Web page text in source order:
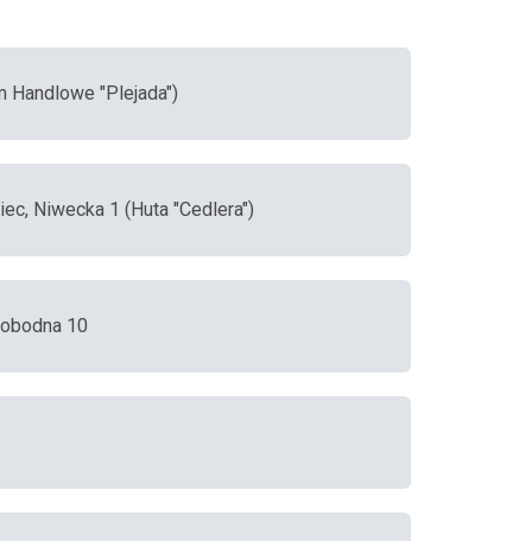
Handlowe "Plejada")
Niwecka 1 (Huta "Cedlera")
10